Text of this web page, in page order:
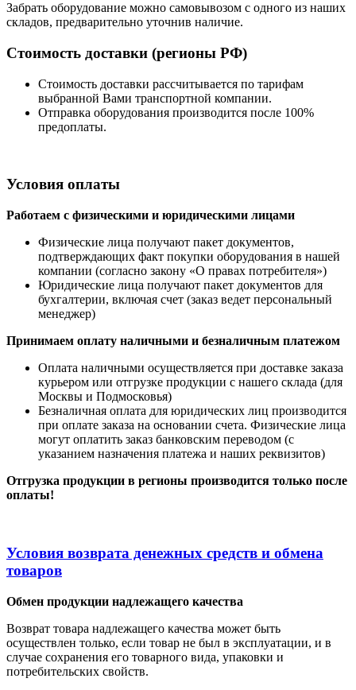
Забрать оборудование можно самовывозом с одного из наших
складов, предварительно уточнив наличие.
Стоимость доставки (регионы РФ)
Стоимость доставки рассчитывается по тарифам
выбранной Вами транспортной компании.
Отправка оборудования производится после 100%
предоплаты.
Условия оплаты
Работаем с физическими и юридическими лицами
Физические лица получают пакет документов,
подтверждающих факт покупки оборудования в нашей
компании (согласно закону «О правах потребителя»)
Юридические лица получают пакет документов для
бухгалтерии, включая счет (заказ ведет персональный
менеджер)
Принимаем оплату наличными и безналичным платежом
Оплата наличными осуществляется при доставке заказа
курьером или отгрузке продукции с нашего склада (для
Москвы и Подмосковья)
Безналичная оплата для юридических лиц производится
при оплате заказа на основании счета. Физические лица
могут оплатить заказ банковским переводом (с
указанием назначения платежа и наших реквизитов)
Отгрузка продукции в регионы производится только после
оплаты!
Условия возврата денежных средств и обмена
товаров
Обмен продукции надлежащего качества
Возврат товара надлежащего качества может быть
осуществлен только, если товар не был в эксплуатации, и в
случае сохранения его товарного вида, упаковки и
потребительских свойств.